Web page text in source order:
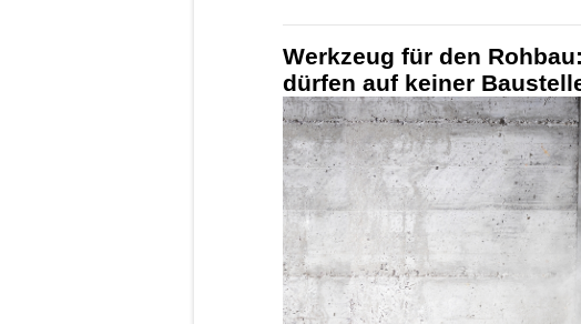
Werkzeug für den
dürfen auf keiner